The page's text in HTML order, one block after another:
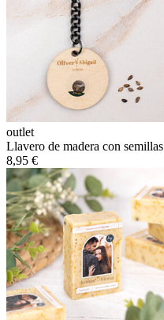
outlet
Llavero de madera con semillas
8,95 €